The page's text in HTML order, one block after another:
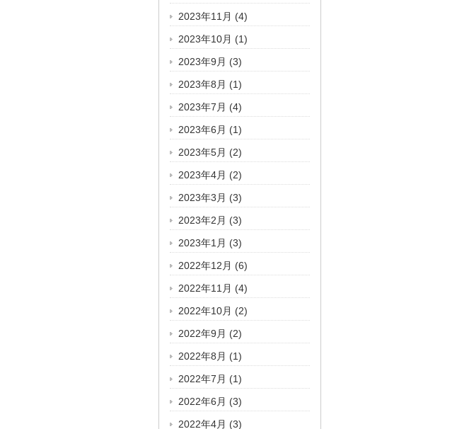
2023年11月 (4)
2023年10月 (1)
2023年9月 (3)
2023年8月 (1)
2023年7月 (4)
2023年6月 (1)
2023年5月 (2)
2023年4月 (2)
2023年3月 (3)
2023年2月 (3)
2023年1月 (3)
2022年12月 (6)
2022年11月 (4)
2022年10月 (2)
2022年9月 (2)
2022年8月 (1)
2022年7月 (1)
2022年6月 (3)
2022年4月 (3)